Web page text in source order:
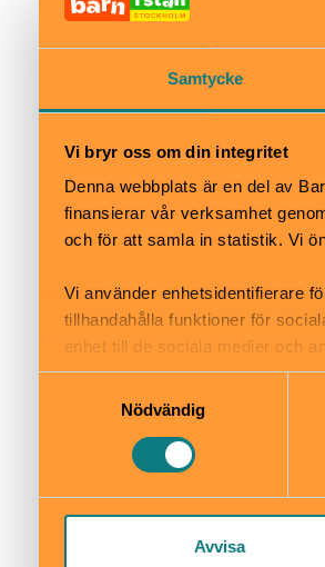
Samtycke
Vi bryr oss om din integritet
Denna webbplats är en del av
finansierar vår verksamhet
och för att samla in statistik. Vi
Vi använder enhetsidentifierare
tillhandahålla funktioner för
enhet till de sociala medier och
informationen med annan
Nödvändig
Avvisa
höjder och
Blockriket
lekplatsen är
med rutschkana
klätterställning
Rävskogen
Rävskogen ligger
Promenadstråket
exempel en
Sjövikskröken
Här finns
• gungor